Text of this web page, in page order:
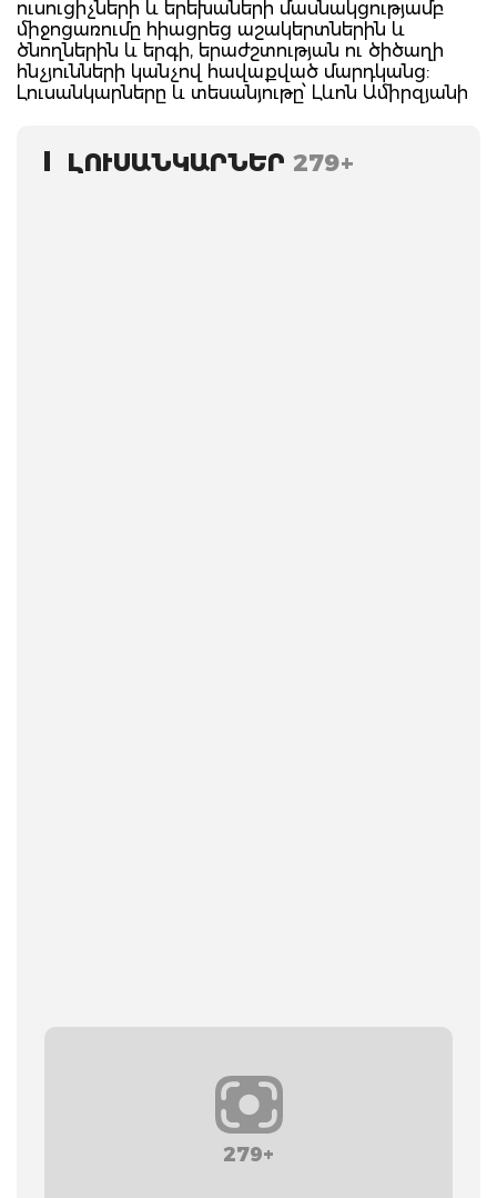
ուսուցիչների և երեխաների մասնակցությամբ
միջոցառումը հիացրեց աշակերտներին և
ծնողներին և երգի, երաժշտության ու ծիծաղի
հնչյունների կանչով հավաքված մարդկանց:
Լուսանկարները և տեսանյութը՝ Լևոն Ամիրզյանի
ԼՈՒՍԱՆԿԱՐՆԵՐ 279+
279+